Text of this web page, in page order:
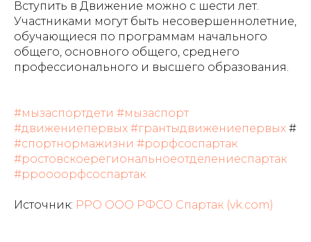
Вступить в Движение можно с шести лет.
Участниками могут быть несовершеннолетние,
обучающиеся по программам начального
общего, основного общего, среднего
профессионального и высшего образования.
#мызаспортдети #мызаспорт
#движениепервых #грантыдвижениепервых #
#спортнормажизни #рорфсоспартак
#ростовскоерегиональноеотделениеспартак
#рроооорфсоспартак
Источник: РРО ООО РФСО Спартак (vk.com)